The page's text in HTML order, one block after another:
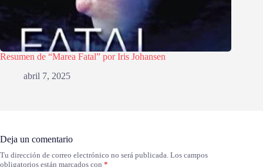
Resumen de “Marea Fatal” por Iris Johansen
abril 7, 2025
Deja un comentario
Tu dirección de correo electrónico no será publicada. Los campos
obligatorios están marcados con *